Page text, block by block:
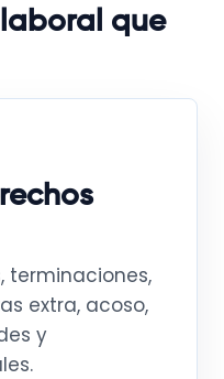
que
terminaciones,
extra, acoso,
y